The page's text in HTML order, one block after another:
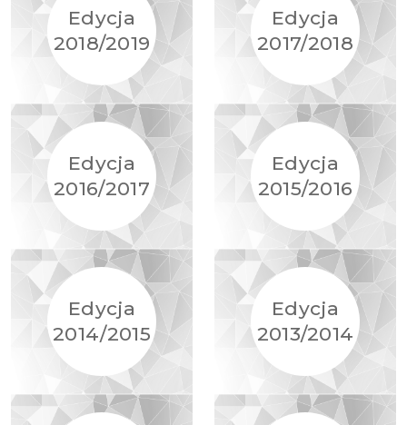
Edycja
2018/2019
Edycja
2017/2018
Edycja
2016/2017
Edycja
2015/2016
Edycja
2014/2015
Edycja
2013/2014